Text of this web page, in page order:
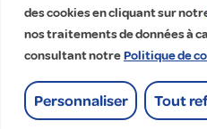
des cookies en cliquant sur
nos traitements de données à
consultant notrePolitique de
Personnaliser Tout
Centre de
– Nord- LMELEC
industrie,tertiaire